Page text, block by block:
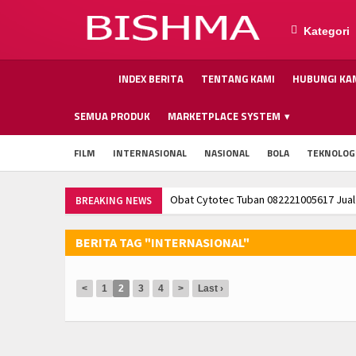
Kategori
INDEX BERITA TENTANG KAMI HUBUNGI
SEMUA PRODUK MARKETPLACE SYSTEM
FILM INTERNASIONAL NASIONAL BOLA
BREAKING NEWS
Obat Cytotec Tuban 082221005617 Jual Obat Aborsi Asli 100%
Obat Cytotec Tuban 082221005617 Jual Obat Aborsi Asli 100%
Obat Cytotec Semarang 082221005617 Jual Obat Aborsi Asli
Obat Cytotec Tuban 082221005617 Jual Obat Aborsi Asli 100%
Obat Cytotec Semarang 082221005617 Jual Obat Aborsi Asli
BERITA TAG "INTERNASIONAL"
< 1 2 3 4 > Last ›